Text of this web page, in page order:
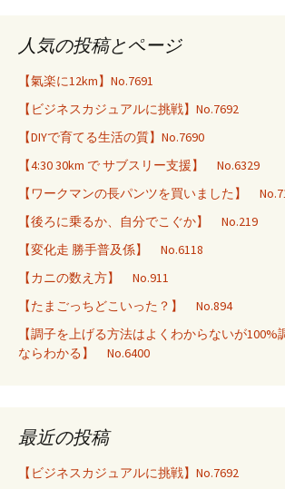
人気の投稿とページ
【氣楽に12km】No.7691
【ビジネスカジュアルに挑戦】No.7692
【DIYで育てる生活の質】No.7690
【4:30 30km で サブスリー支援】 No.6329
【ワークマンの長パンツを買いました】
【後ろに乗るか、自分でこぐか】 No.219
【変化走 勝手普及係】 No.6118
【カニの数え方】 No.911
【たまごっちどこいった？】 No.894
【調子を上げる方法はよくわからないが
ならわかる】 No.6400
最近の投稿
【ビジネスカジュアルに挑戦】No.7692